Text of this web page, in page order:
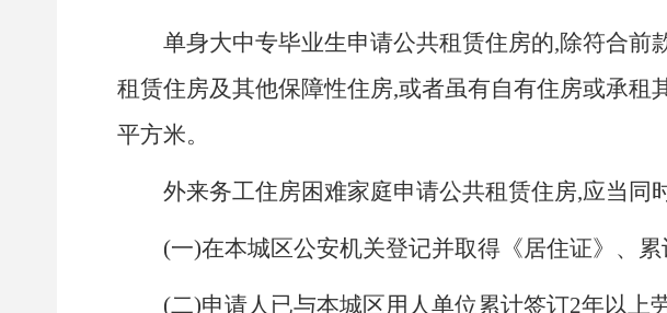
单身大中专毕业生申请公共租赁住房的,除符合
租赁住房及其他保障性住房,或者虽有自有住房或承
平方米。
外来务工住房困难家庭申请公共租赁住房,应当同
(一)在本城区公安机关登记并取得《居住证》、
(二)申请人已与本城区用人单位累计签订2年以上